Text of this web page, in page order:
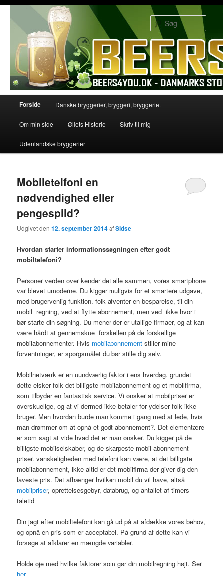
Primær menu
Fortsæt til primære indhold
Fortsæt til sekundære indhold
Forside Danske bryggerier, bryggeri, bryggeriet
Om min side Øllets Historie Skriv til mig
Udenlandske bryggerier
Mobiletelfoni en
nødvendighed eller
pengespild?
Udgivet den12. september 2014afSidse
Hvordan starter informationssøgningen efter godt
mobiltelefoni?
Personer verden over kender det alle sammen, vores smartphone
var blevet umoderne. Du kigger muligvis for et smartere udgave,
med brugervenlig funktion. folk afventer en besparelse, til din
mobil regning, ved at flytte abonnement, men ved ikke hvor i
bør starte din søgning. Du mener der er utallige firmaer, og at kan
være hårdt at gennemskue forskellen på de forskellige
mobilabonnementer. Hvis mobilabonnement stiller mine
forventninger, er spørgsmålet du bør stille dig selv.
Mobilnetværk er en uundværlig faktor i ens hverdag. grundet
dette elsker folk det billigste mobilabonnement og et mobilfirma,
som tilbyder en fantastisk service. Vi ønsker at mobilpriser er
overskuelige, og at vi dermed ikke betaler for ydelser folk ikke
bruger. Men hvordan burde man komme i gang med at lede, hvis
man drømmer om at opnå et godt abonnement?. Det elementære
er som sagt at vide hvad det er man ønsker. Du kigger på de
billigste mobilselskaber, og de skarpeste mobil abonnement
priser. vanskeligheden med telefoni kan være, at det billigste
mobilabonnement, ikke altid er det mobilfirma der giver dig den
laveste pris. Det afhænger hvilken mobil du vil have, altså
mobilpriser, oprettelsesgebyr, databrug, og antallet af timers
taletid
Din jagt efter mobiltelefoni kan gå ud på at afdække vores behov,
og opnå en pris som er acceptabel. På grund af dette kan vi
forsøge at afklarer en mængde variabler.
Holde øje med hvilke faktorer som gør din mobilregning højt. Ser
her.